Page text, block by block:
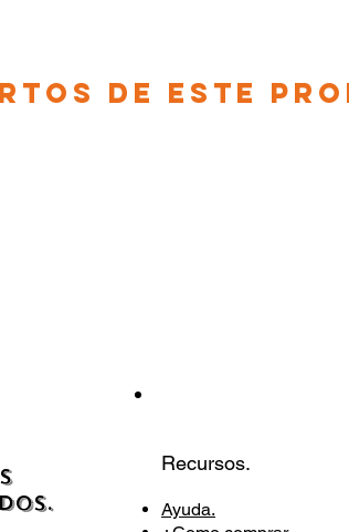
DE ESTE
Recursos.
Ayuda.